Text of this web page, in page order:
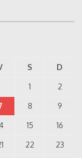
S
D
1
2
8
9
15
16
22
23